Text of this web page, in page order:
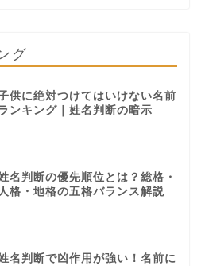
グ
供に絶対つけてはいけない名前
ンキング｜姓名判断の暗示
名判断の優先順位とは？総格・
人格・地格の五格バランス解説
名判断で凶作用が強い！名前に